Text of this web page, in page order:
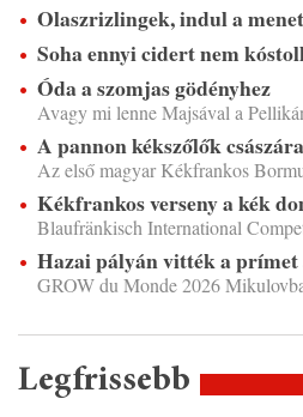
Olaszrizlingek, indul a
Soha ennyi cidert nem
Óda a szomjas gödényhez
Avagy mi lenne Majsával a
A pannon kékszőlők császára
Az első magyar Kékfrankos
Kékfrankos verseny a kék
Blaufränkisch International
Hazai pályán vitték a prímet
GROW du Monde 2026
Legfrissebb